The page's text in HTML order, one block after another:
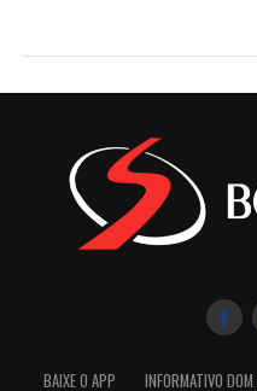
BAIXE O APP INFORMATIVO